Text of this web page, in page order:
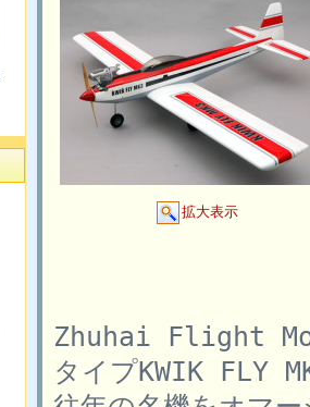
拡大表示
Zhuhai Flight
タイプKWIK FLY